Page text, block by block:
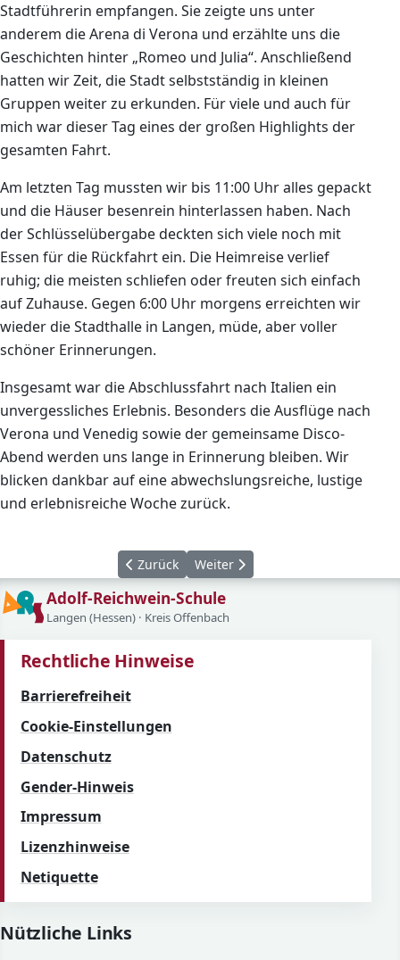
Stadtführerin empfangen. Sie zeigte uns unter
anderem die Arena di Verona und erzählte uns die
Geschichten hinter „Romeo und Julia“. Anschließend
hatten wir Zeit, die Stadt selbstständig in kleinen
Gruppen weiter zu erkunden. Für viele und auch für
mich war dieser Tag eines der großen Highlights der
gesamten Fahrt.
Am letzten Tag mussten wir bis 11:00 Uhr alles gepackt
und die Häuser besenrein hinterlassen haben. Nach
der Schlüsselübergabe deckten sich viele noch mit
Essen für die Rückfahrt ein. Die Heimreise verlief
ruhig; die meisten schliefen oder freuten sich einfach
auf Zuhause. Gegen 6:00 Uhr morgens erreichten wir
wieder die Stadthalle in Langen, müde, aber voller
schöner Erinnerungen.
Insgesamt war die Abschlussfahrt nach Italien ein
unvergessliches Erlebnis. Besonders die Ausflüge nach
Verona und Venedig sowie der gemeinsame Disco-
Abend werden uns lange in Erinnerung bleiben. Wir
blicken dankbar auf eine abwechslungsreiche, lustige
und erlebnisreiche Woche zurück.
Vorheriger Beitrag: Theaterpädagogisches
Zurück Nächster Beitrag: Schülerinnen
Weiter
Adolf-Reichwein-Schule
Langen (Hessen) · Kreis Offenbach
Rechtliche Hinweise
Barrierefreiheit
Cookie-Einstellungen
Datenschutz
Gender-Hinweis
Impressum
Lizenzhinweise
Netiquette
Nützliche Links